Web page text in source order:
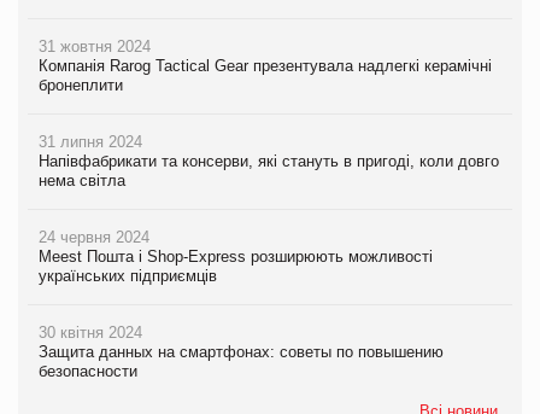
31 жовтня 2024
Компанія Rarog Tactical Gear презентувала надлегкі керамічні
бронеплити
31 липня 2024
Напівфабрикати та консерви, які стануть в пригоді, коли довго
нема світла
24 червня 2024
Meest Пошта і Shop-Express розширюють можливості
українських підприємців
30 квітня 2024
Защита данных на смартфонах: советы по повышению
безопасности